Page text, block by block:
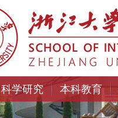
科学研究 本科教育